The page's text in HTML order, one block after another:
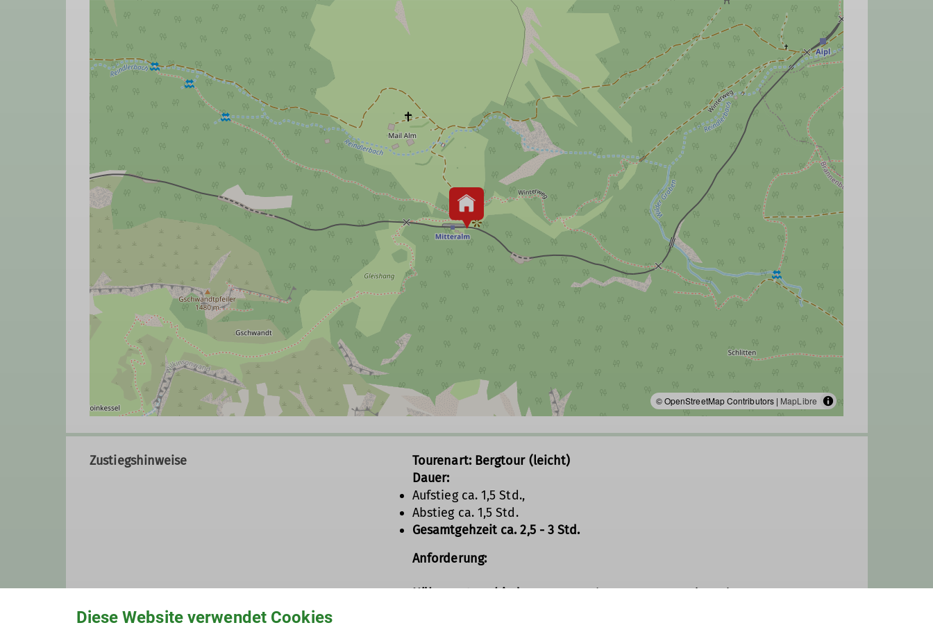
© OpenStreetMap Contributors | MapLibre
Zustiegshinweise
Tourenart: Bergtour (leicht)
Dauer:
Aufstieg ca. 1,5 Std.,
Abstieg ca. 1,5 Std.
Gesamtgehzeit ca. 2,5 - 3 Std.
Anforderung:
Höhenunterschied:St. Margarethen 650 Meter, Mitteralm 1199 Meter,
Diese Website verwendet Cookies